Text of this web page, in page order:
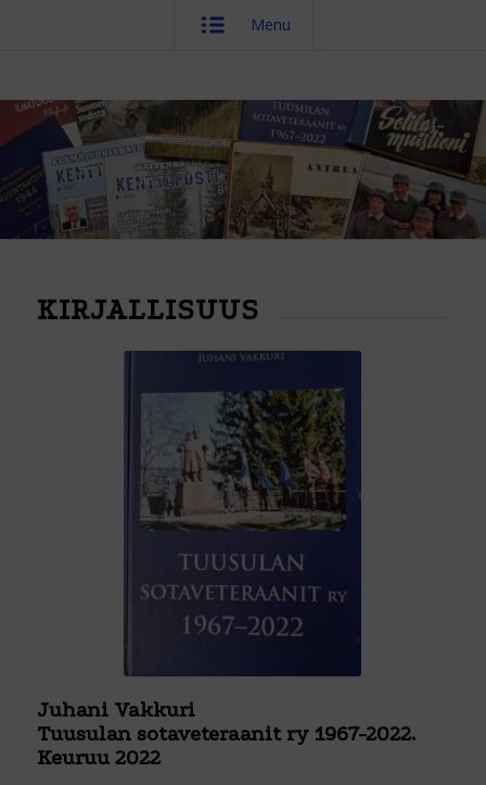
Menu
KIRJALLISUUS
Juhani Vakkuri
Tuusulan sotaveteraanit ry 1967-2022.
Keuruu 2022